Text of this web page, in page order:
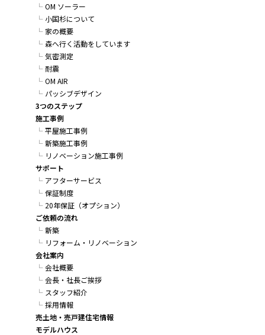
OM ソーラー
小国杉について
家の概要
森へ行く活動をしています
気密測定
耐震
OM AIR
パッシブデザイン
3つのステップ
施工事例
平屋施工事例
新築施工事例
リノベーション施工事例
サポート
アフターサービス
保証制度
20年保証（オプション）
ご依頼の流れ
新築
リフォーム・リノベーション
会社案内
会社概要
会長・社長ご挨拶
スタッフ紹介
採用情報
売土地・売戸建住宅情報
モデルハウス